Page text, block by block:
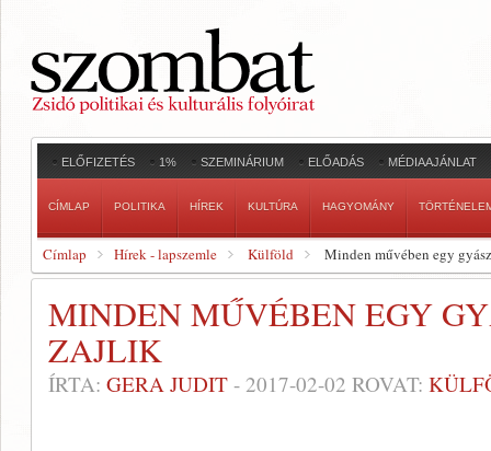
ELŐFIZETÉS 1% SZEMINÁRIUM ELŐADÁS MÉDIAAJÁNLAT
CÍMLAP POLITIKA HÍREK KULTÚRA HAGYOMÁNY
Címlap Hírek - lapszemle Külföld Minden művében egy
MINDEN MŰVÉBEN EGY
ZAJLIK
ÍRTA: GERA JUDIT - 2017-02-02 ROVAT: